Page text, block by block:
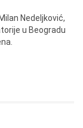
Nedeljković,
u Beogradu